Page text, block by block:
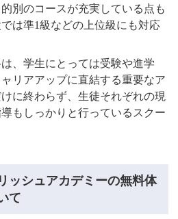
別のコースが充実している点も
は準1級などの上位級にも対応
、学生にとっては受験や進学
リアアップに直結する重要なア
に終わらず、生徒それぞれの現
もしっかりと行っているスクー
ッシュアカデミーの無料体
て